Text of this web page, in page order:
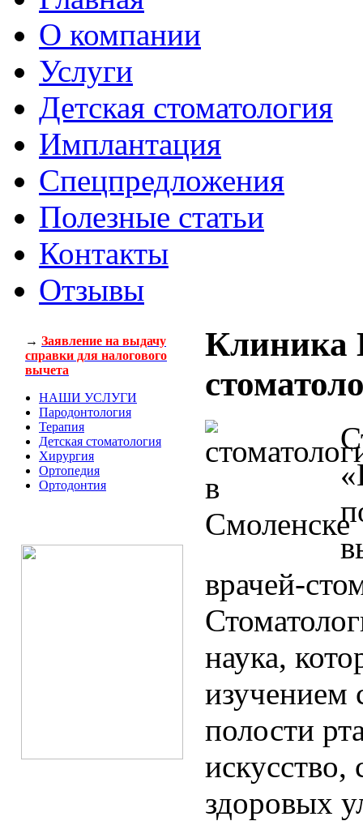
О компании
Услуги
Детская стоматология
Имплантация
Спецпредложения
Полезные статьи
Контакты
Отзывы
→ Заявление на выдачу
справки для налогового
вычета
НАШИ УСЛУГИ
Пародонтология
Терапия
Детская стоматология
Хирургия
Ортопедия
Ортодонтия
Клиника
врачей-
наука,
изучением
полости
искусство,
здоровых